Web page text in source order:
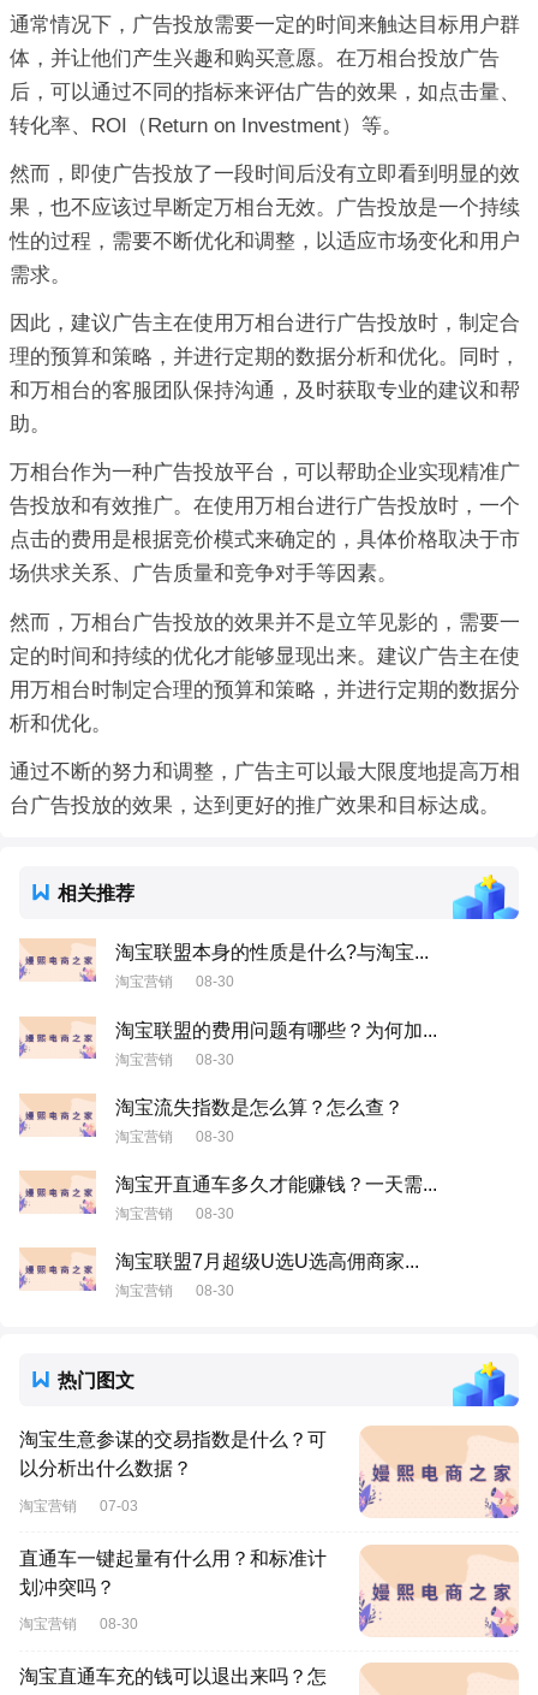
通常情况下，广告投放需要一定的时间来触达目标用户群
体，并让他们产生兴趣和购买意愿。在万相台投放广告
后，可以通过不同的指标来评估广告的效果，如点击量、
转化率、ROI（Return on Investment）等。
然而，即使广告投放了一段时间后没有立即看到明显的效
果，也不应该过早断定万相台无效。广告投放是一个持续
性的过程，需要不断优化和调整，以适应市场变化和用户
需求。
因此，建议广告主在使用万相台进行广告投放时，制定合
理的预算和策略，并进行定期的数据分析和优化。同时，
和万相台的客服团队保持沟通，及时获取专业的建议和帮
助。
万相台作为一种广告投放平台，可以帮助企业实现精准广
告投放和有效推广。在使用万相台进行广告投放时，一个
点击的费用是根据竞价模式来确定的，具体价格取决于市
场供求关系、广告质量和竞争对手等因素。
然而，万相台广告投放的效果并不是立竿见影的，需要一
定的时间和持续的优化才能够显现出来。建议广告主在使
用万相台时制定合理的预算和策略，并进行定期的数据分
析和优化。
通过不断的努力和调整，广告主可以最大限度地提高万相
台广告投放的效果，达到更好的推广效果和目标达成。
相关推荐
淘宝联盟本身的性质是什么?与淘宝...
淘宝营销 08-30
淘宝联盟的费用问题有哪些？为何加...
淘宝营销 08-30
淘宝流失指数是怎么算？怎么查？
淘宝营销 08-30
淘宝开直通车多久才能赚钱？一天需...
淘宝营销 08-30
淘宝联盟7月超级U选U选高佣商家...
淘宝营销 08-30
热门图文
淘宝生意参谋的交易指数是什么？可
以分析出什么数据？
淘宝营销 07-03
直通车一键起量有什么用？和标准计
划冲突吗？
淘宝营销 08-30
淘宝直通车充的钱可以退出来吗？怎